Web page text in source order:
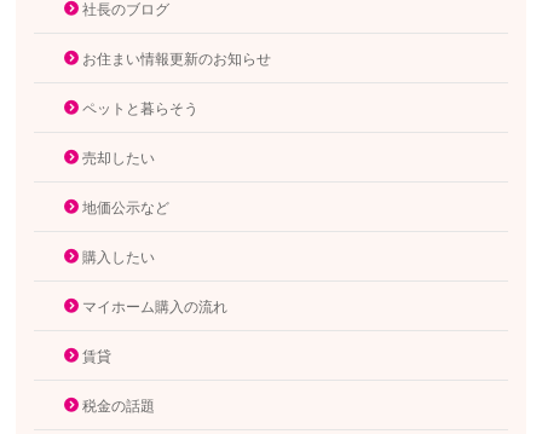
社長のブログ
お住まい情報更新のお知らせ
ペットと暮らそう
売却したい
地価公示など
購入したい
マイホーム購入の流れ
賃貸
税金の話題